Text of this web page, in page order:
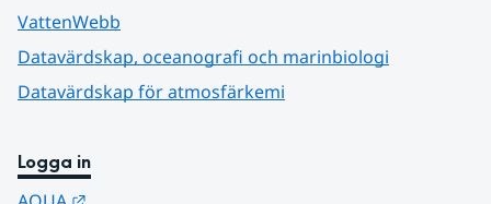
VattenWebb
Datavärdskap, oceanografi och marinbiologi
Datavärdskap för atmosfärkemi
Logga in